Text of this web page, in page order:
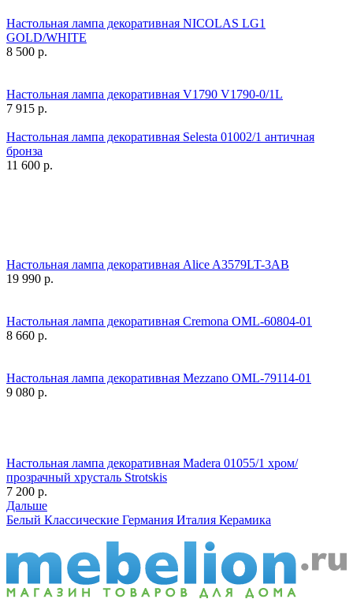
Настольная лампа декоративная NICOLAS LG1
GOLD/WHITE
8 500 р.
Настольная лампа декоративная V1790 V1790-0/1L
7 915 р.
Настольная лампа декоративная Selesta 01002/1 античная
бронза
11 600 р.
Настольная лампа декоративная Alice A3579LT-3AB
19 990 р.
Настольная лампа декоративная Cremona OML-60804-01
8 660 р.
Настольная лампа декоративная Mezzano OML-79114-01
9 080 р.
Настольная лампа декоративная Madera 01055/1 хром/
прозрачный хрусталь Strotskis
7 200 р.
Дальше
Белый Классические Германия Италия Керамика